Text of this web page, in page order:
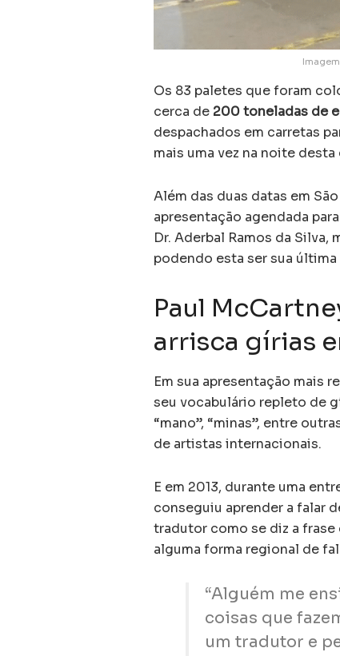
Os 83 paletes que foram
cerca de 200 toneladas de
despachados em carretas
mais uma vez na noite
Além das duas datas em
apresentação agendada
Dr. Aderbal Ramos da Silva,
podendo esta ser sua
Paul
arrisca gírias
Em sua apresentação mais
seu vocabulário repleto de
“mano”, “minas”, entre
de artistas internacionais.
E em 2013, durante uma
conseguiu aprender a falar
tradutor como se diz a
alguma forma regional de
“Alguém me
coisas que
um tradutor e